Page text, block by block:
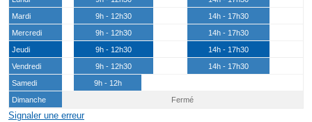
Mardi
9h - 12h30
14h - 17h30
Mercredi
9h - 12h30
14h - 17h30
Jeudi
9h - 12h30
14h - 17h30
Vendredi
9h - 12h30
14h - 17h30
Samedi
9h - 12h
Dimanche
Fermé
Signaler une erreur